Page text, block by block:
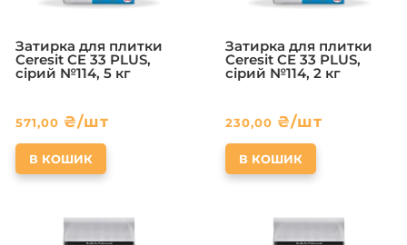
Затирка для плитки
Ceresit CE 33 PLUS,
сірий №114, 5 кг
571,00 ₴/шт
В КОШИК
Затирка для плитки
Ceresit CE 33 PLUS,
сірий №114, 2 кг
230,00 ₴/шт
В КОШИК